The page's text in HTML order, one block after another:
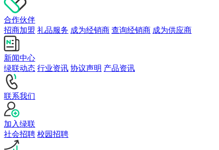
合作伙伴
招商加盟 礼品服务 成为经销商 查询经销商 成为供应商
新闻中心
绿联动态 行业资讯 协议声明 产品资讯
联系我们
加入绿联
社会招聘 校园招聘